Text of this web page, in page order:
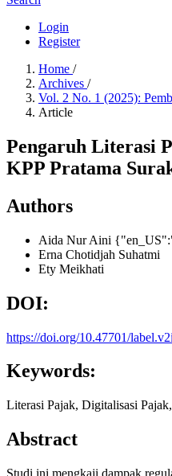
Login
Register
Home /
Archives /
Vol. 2 No. 1 (2025):
Article
Pengaruh Literasi
KPP Pratama
Authors
Aida Nur Aini
Erna Chotidjah Suhatmi
Ety Meikhati
DOI:
https://doi.org/10.47701/
Keywords:
Literasi Pajak, Digitalisasi
Abstract